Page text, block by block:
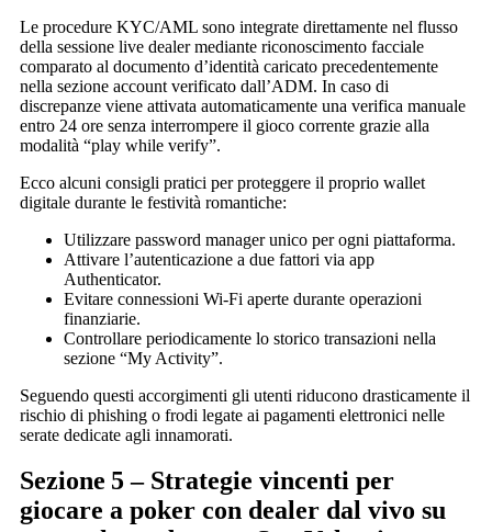
Le procedure KYC/AML sono integrate direttamente nel flusso
della sessione live dealer mediante riconoscimento facciale
comparato al documento d’identità caricato precedentemente
nella sezione account verificato dall’ADM. In caso di
discrepanze viene attivata automaticamente una verifica manuale
entro 24 ore senza interrompere il gioco corrente grazie alla
modalità “play while verify”.
Ecco alcuni consigli pratici per proteggere il proprio wallet
digitale durante le festività romantiche:
Utilizzare password manager unico per ogni piattaforma.
Attivare l’autenticazione a due fattori via app
Authenticator.
Evitare connessioni Wi‑Fi aperte durante operazioni
finanziarie.
Controllare periodicamente lo storico transazioni nella
sezione “My Activity”.
Seguendo questi accorgimenti gli utenti riducono drasticamente il
rischio di phishing o frodi legate ai pagamenti elettronici nelle
serate dedicate agli innamorati.
Sezione 5 – Strategie vincenti per
giocare a poker con dealer dal vivo su